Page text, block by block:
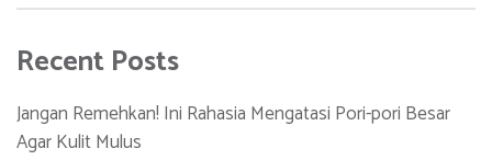
Recent Posts
Jangan Remehkan! Ini Rahasia Mengatasi Pori-pori Besar
Agar Kulit Mulus